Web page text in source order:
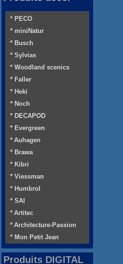
* PECO
* miniNatur
* Busch
* Sylvias
* Woodland scenics
* Faller
* Heki
* Noch
* DECAPOD
* Evergreen
* Auhagen
* Brawa
* Kibri
* Viessman
* Humbrol
* SAI
* Artitec
* Architecture-Passion
* Mon Petit Jean
Produits DIGITAL